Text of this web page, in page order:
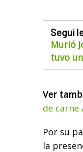
Seguí
Murió
tuvo
Ver
de carne
Por su
la